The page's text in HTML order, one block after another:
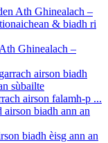
Ghinealach –
airson falamh-p ...
biadh èisg ann an